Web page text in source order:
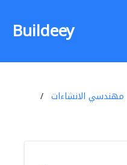
Buildeey
مهندسي الانشاءات